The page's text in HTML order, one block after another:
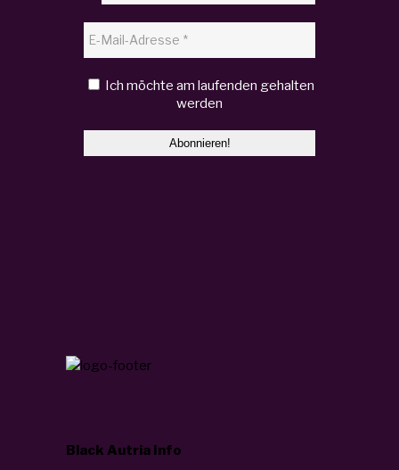
Ich möchte am laufenden gehalten
werden
Black Autria Info